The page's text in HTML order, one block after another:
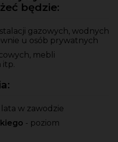
będzie:
gazowych, wodnych
u osób prywatnych
mebli
itp.
w zawodzie
- poziom